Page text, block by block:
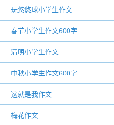
玩悠悠球小学生作文…
春节小学生作文600字…
清明小学生作文
中秋小学生作文600字…
这就是我作文
梅花作文